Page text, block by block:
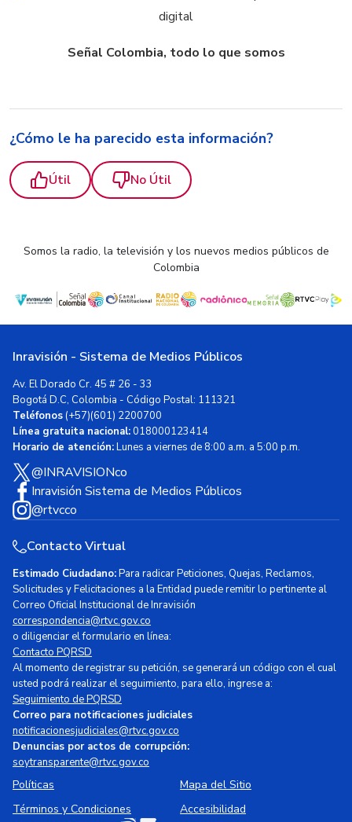
Señal Colombia, todo lo que somos
¿Cómo le ha parecido esta información?
Útil No Útil
Somos la radio, la televisión y los nuevos medios públicos de
Colombia
Inravisión - Sistema de Medios Públicos
Av. El Dorado Cr. 45 # 26 - 33
Bogotá D.C, Colombia - Código Postal: 111321
Teléfonos(+57)(601) 2200700
Línea gratuita nacional:018000123414
Horario de atención:Lunes a viernes de 8:00 a.m. a 5:00 p.m.
@INRAVISIONco
Inravisión Sistema de Medios Públicos
@rtvcco
Contacto Virtual
Estimado Ciudadano:Para radicar Peticiones, Quejas, Reclamos,
Solicitudes y Felicitaciones a la Entidad puede remitir lo pertinente al
Correo Oficial Institucional de Inravisión
correspondencia@rtvc.gov.co
o diligenciar el formulario en línea:
Contacto PQRSD
Al momento de registrar su petición, se generará un código con el cual
usted podrá realizar el seguimiento, para ello, ingrese a:
Seguimiento de PQRSD
Correo para notificaciones judiciales
notificacionesjudiciales@rtvc.gov.co
Denuncias por actos de corrupción:
soytransparente@rtvc.gov.co
Políticas
Mapa del Sitio
Términos y Condiciones
Accesibilidad